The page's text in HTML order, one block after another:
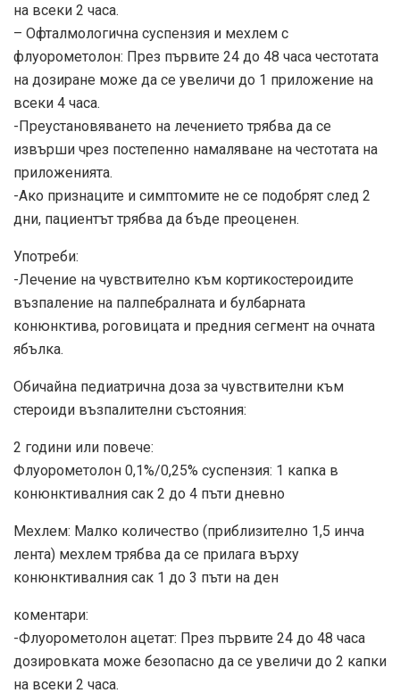
на всеки 2 часа.
– Офталмологична суспензия и мехлем с
флуорометолон: През първите 24 до 48 часа честотата
на дозиране може да се увеличи до 1 приложение на
всеки 4 часа.
-Преустановяването на лечението трябва да се
извърши чрез постепенно намаляване на честотата на
приложенията.
-Ако признаците и симптомите не се подобрят след 2
дни, пациентът трябва да бъде преоценен.
Употреби:
-Лечение на чувствително към кортикостероидите
възпаление на палпебралната и булбарната
конюнктива, роговицата и предния сегмент на очната
ябълка.
Обичайна педиатрична доза за чувствителни към
стероиди възпалителни състояния:
2 години или повече:
Флуорометолон 0,1%/0,25% суспензия: 1 капка в
конюнктивалния сак 2 до 4 пъти дневно
Мехлем: Малко количество (приблизително 1,5 инча
лента) мехлем трябва да се прилага върху
конюнктивалния сак 1 до 3 пъти на ден
коментари:
-Флуорометолон ацетат: През първите 24 до 48 часа
дозировката може безопасно да се увеличи до 2 капки
на всеки 2 часа.